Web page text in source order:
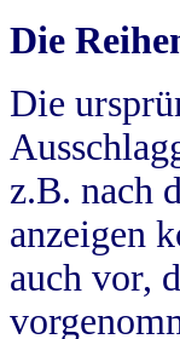
Die
Die
z.B. nach
anzeigen
auch vor,